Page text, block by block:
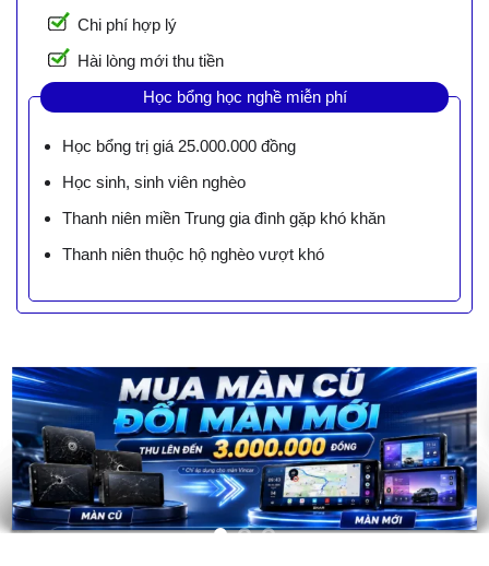
Chi phí hợp lý
Hài lòng mới thu tiền
Học bổng học nghề miễn phí
Học bổng trị giá 25.000.000 đồng
Học sinh, sinh viên nghèo
Thanh niên miền Trung gia đình gặp khó khăn
Thanh niên thuộc hộ nghèo vượt khó